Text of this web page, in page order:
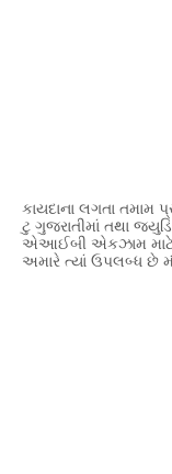
કાયદાના લગતા તમામ
ટુ ગુજરાતીમાં તથા
એઆઈબી એકઝામ માટેના
અમારે ત્યાં ઉપલબ્ધ છે